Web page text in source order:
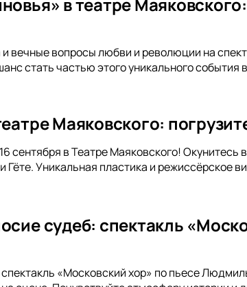
вечные вопросы любви и революции на
стать частью этого уникального события
Маяковского:
сентября в Театре Маяковского! Окунитесь
Гёте. Уникальная пластика и режиссёрское
судеб: спектакль
«Московский хор» по пьесе